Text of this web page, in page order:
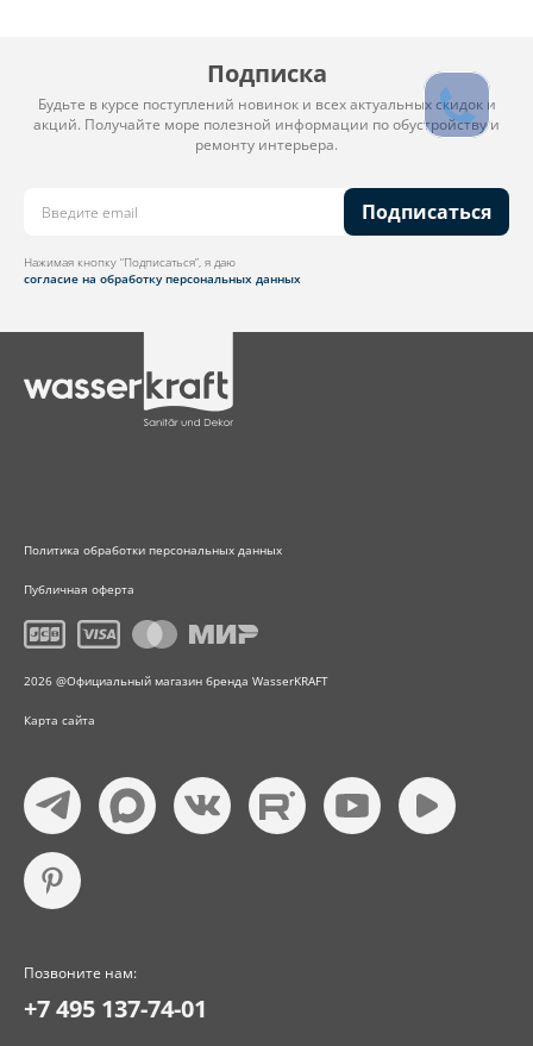
Подписка
Будьте в курсе поступлений новинок и всех актуальных скидок и
акций. Получайте море полезной информации по обустройству и
ремонту интерьера.
Подписаться
Нажимая кнопку “Подписаться”, я даю
согласие на обработку персональных данных
Политика обработки персональных данных
Публичная оферта
2026 @Официальный магазин бренда WasserKRAFT
Карта сайта
Позвоните нам:
+7 495 137-74-01